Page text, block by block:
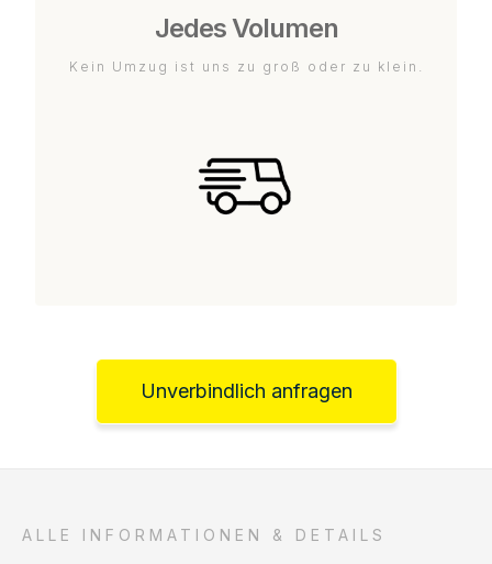
Jedes Volumen
Kein Umzug ist uns zu groß oder zu klein.
Unverbindlich anfragen
ALLE INFORMATIONEN & DETAILS